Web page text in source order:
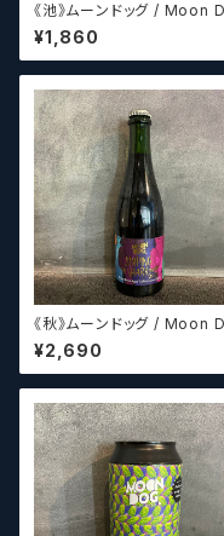
《池》ムーンドッグ / Moon Dog
XII
¥1,860
《秋》ムーンドッグ / Moon Dog
Jumping The Shark 2013
¥2,690